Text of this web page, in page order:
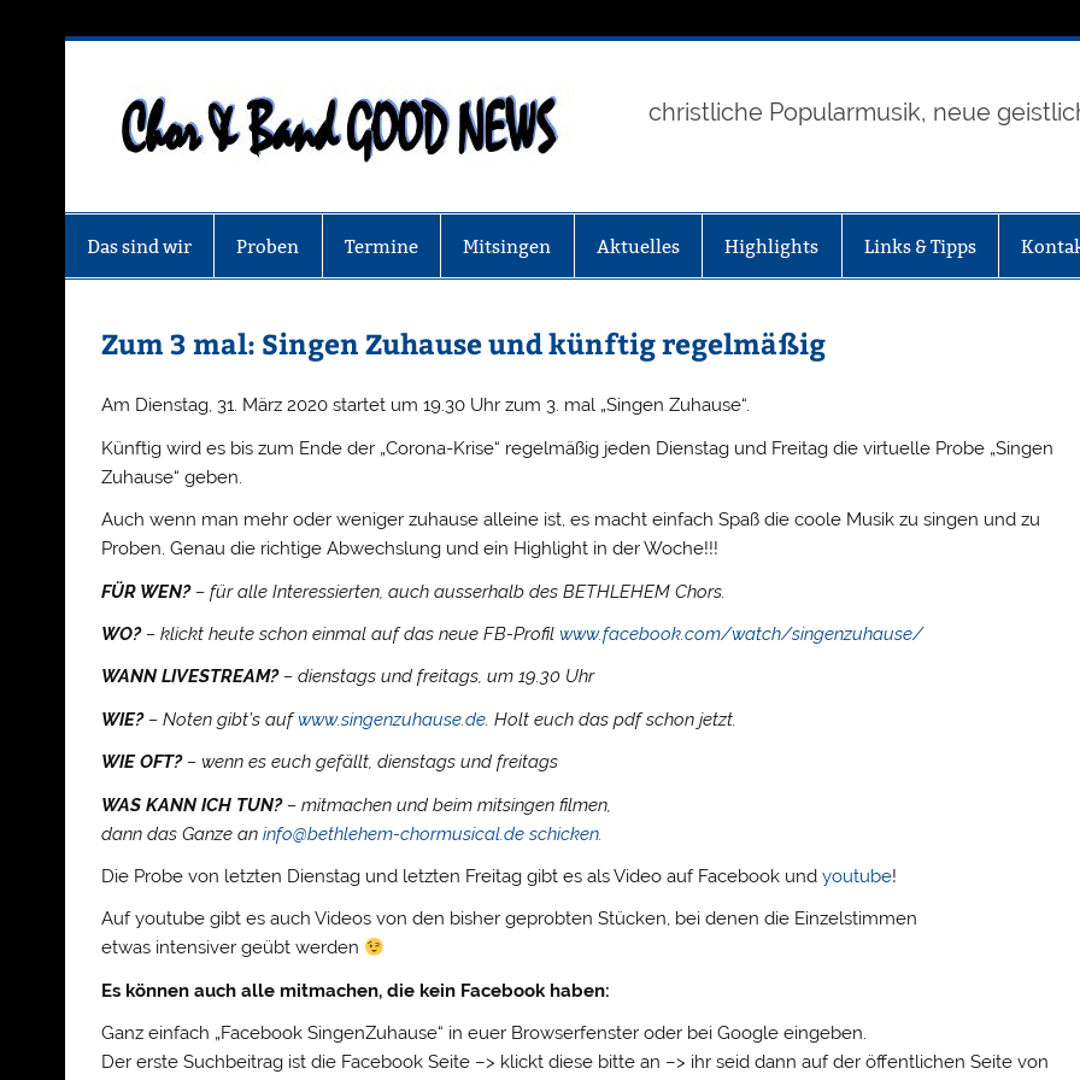
Chor & Band GOOD
christliche Popularmusik, neue
Das sind wir Proben Termine Mitsingen Aktuelles Highlights Links & Tipps
Zum 3 mal: Singen Zuhause und künftig regelmäßig
Am Dienstag, 31. März 2020 startet um 19.30 Uhr zum 3. mal „Singen Zuhause“.
Künftig wird es bis zum Ende der „Corona-Krise“ regelmäßig jeden Dienstag und Freitag die virtuelle Probe „Singen
Zuhause“ geben.
Auch wenn man mehr oder weniger zuhause alleine ist, es macht einfach Spaß die coole Musik zu singen und zu
Proben. Genau die richtige Abwechslung und ein Highlight in der Woche!!!
FÜR WEN?– für alle Interessierten, auch ausserhalb des BETHLEHEM Chors.
WO?– klickt heute schon einmal auf das neue FB-Profilwww.facebook.com/watch/singenzuhause/
WANN LIVESTREAM?– dienstags und freitags, um 19.30 Uhr
WIE?– Noten gibt’s aufwww.singenzuhause.de. Holt euch das pdf schon jetzt.
WIE OFT?– wenn es euch gefällt, dienstags und freitags
WAS KANN ICH TUN?– mitmachen und beim mitsingen filmen,
dann das Ganze aninfo@bethlehem-chormusical.de schicken.
Die Probe von letzten Dienstag und letzten Freitag gibt es als Video auf Facebook undyoutube!
Auf youtube gibt es auch Videos von den bisher geprobten Stücken, bei denen die Einzelstimmen
etwas intensiver geübt werden
Es können auch alle mitmachen, die kein Facebook haben:
Ganz einfach „Facebook SingenZuhause“ in euer Browserfenster oder bei Google eingeben.
Der erste Suchbeitrag ist die Facebook Seite –> klickt diese bitte an –> ihr seid dann auf der öffentlichen Seite von